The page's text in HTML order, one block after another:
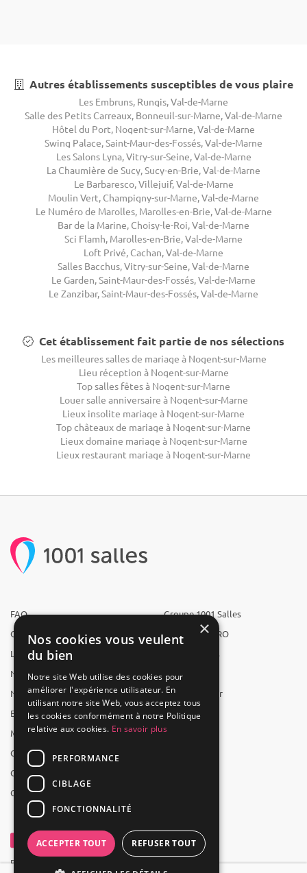
Autres établissements susceptibles de vous plaire
Les Embruns, Rungis, Val-de-Marne
Salle des Petits Carreaux, Bonneuil-sur-Marne, Val-de-Marne
Hôtel du Port, Nogent-sur-Marne, Val-de-Marne
Swing Palace, Saint-Maur-des-Fossés, Val-de-Marne
Les Salons Lyna, Vitry-sur-Seine, Val-de-Marne
La Chaumière de Sucy, Sucy-en-Brie, Val-de-Marne
Le Barbaresco, Villejuif, Val-de-Marne
Moulin Vert, Champigny-sur-Marne, Val-de-Marne
Le Numéro de Marolles, Marolles-en-Brie, Val-de-Marne
Bar de la Marine, Choisy-le-Roi, Val-de-Marne
Sci Flamh, Marolles-en-Brie, Val-de-Marne
Loft Privé, Cachan, Val-de-Marne
Salles Bacchus, Vitry-sur-Seine, Val-de-Marne
Le Garden, Saint-Maur-des-Fossés, Val-de-Marne
Le Zanzibar, Saint-Maur-des-Fossés, Val-de-Marne
Cet établissement fait partie de nos sélections
Les meilleures salles de mariage à Nogent-sur-Marne
Lieu réception à Nogent-sur-Marne
Top salles fêtes à Nogent-sur-Marne
Louer salle anniversaire à Nogent-sur-Marne
Lieux insolite mariage à Nogent-sur-Marne
Top châteaux de mariage à Nogent-sur-Marne
Lieux domaine mariage à Nogent-sur-Marne
Lieux restaurant mariage à Nogent-sur-Marne
FAQ
Qui sommes-nous ?
L'équipe
Nous recrutons
Nos partenaires
Espace presse
Mentions légales
CGV
CGU
Contact
Groupe 1001 Salles
1001 Salles PRO
1001 Traiteurs
1001 Artistes
Reserverunbar
MP2
Powered by Groupe 1001Salles
×
Nos cookies vous veulent
du bien
Notre site Web utilise des cookies pour
améliorer l'expérience utilisateur. En
utilisant notre site Web, vous acceptez tous
les cookies conformément à notre Politique
relative aux cookies. En savoir plus
PERFORMANCE
CIBLAGE
FONCTIONNALITÉ
ACCEPTER TOUT REFUSER TOUT